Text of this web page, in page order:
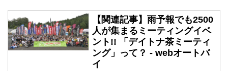
【関連記事】雨予報でも2500
人が集まるミーティングイベ
ント!! 「デイトナ茶ミーティ
ング」って？ - webオートバ
イ